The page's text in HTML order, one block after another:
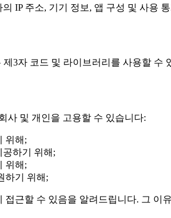
IP 주소, 기기 정보, 앱 구성 및 사용
제3자 코드 및 라이브러리를 사용할
사 및 개인을 고용할 수 있습니다:
위해;
하기 위해;
위해;
하기 위해;
접근할 수 있음을 알려드립니다. 그